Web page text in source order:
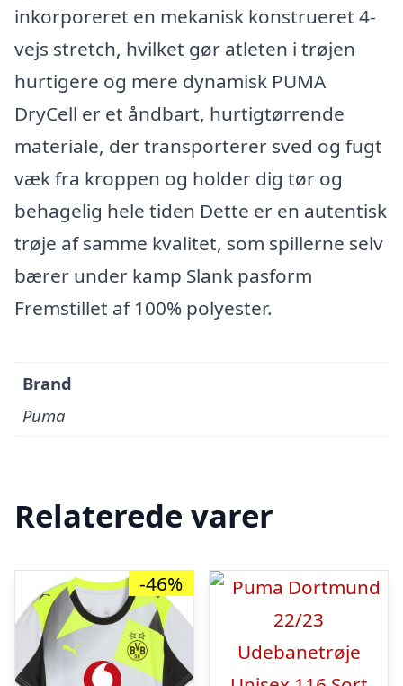
inkorporeret en mekanisk konstrueret 4-
vejs stretch, hvilket gør atleten i trøjen
hurtigere og mere dynamisk PUMA
DryCell er et åndbart, hurtigtørrende
materiale, der transporterer sved og fugt
væk fra kroppen og holder dig tør og
behagelig hele tiden Dette er en autentisk
trøje af samme kvalitet, som spillerne selv
bærer under kamp Slank pasform
Fremstillet af 100% polyester.
Brand
Puma
Relaterede varer
-46%